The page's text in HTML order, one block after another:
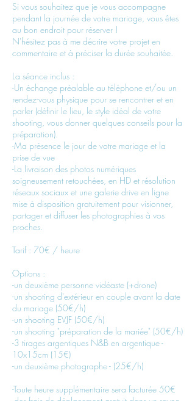
Si vous souhaitez que je vous accompagne
pendant la journée de votre mariage, vous êtes
au bon endroit pour réserver !
N'hésitez pas à me décrire votre projet en
commentaire et à préciser la durée souhaitée.
La séance inclus :
-Un échange préalable au téléphone et/ou un
rendez-vous physique pour se rencontrer et en
parler (définir le lieu, le style idéal de votre
shooting, vous donner quelques conseils pour la
préparation).
-Ma présence le jour de votre mariage et la
prise de vue
-La livraison des photos numériques
soigneusement retouchées, en HD et résolution
réseaux sociaux et une galerie drive en ligne
mise à disposition gratuitement pour visionner,
partager et diffuser les photographies à vos
proches.
Tarif : 70€ / heure
Options :
-un deuxième personne vidéaste (+drone)
-un shooting d'extérieur en couple avant la date
du mariage (50€/h)
-un shooting EVJF (50€/h)
-un shooting "préparation de la mariée" (50€/h)
-3 tirages argentiques N&B en argentique -
10x15cm (15€)
-un deuxième photographe - (25€/h)
-Toute heure supplémentaire sera facturée 50€